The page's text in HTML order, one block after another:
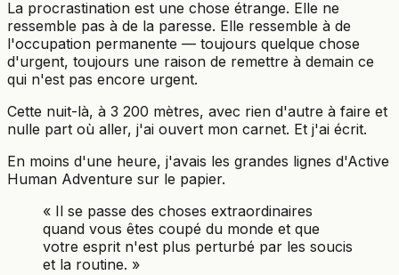
La procrastination est une chose étrange. Elle ne
ressemble pas à de la paresse. Elle ressemble à de
l'occupation permanente — toujours quelque chose
d'urgent, toujours une raison de remettre à demain ce
qui n'est pas encore urgent.
Cette nuit-là, à 3 200 mètres, avec rien d'autre à faire et
nulle part où aller, j'ai ouvert mon carnet. Et j'ai écrit.
En moins d'une heure, j'avais les grandes lignes d'Active
Human Adventure sur le papier.
« Il se passe des choses extraordinaires
quand vous êtes coupé du monde et que
votre esprit n'est plus perturbé par les soucis
et la routine. »